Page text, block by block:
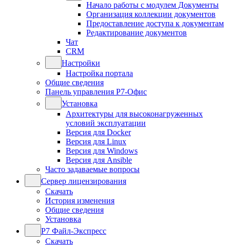
Начало работы с модулем Документы
Организация коллекции документов
Предоставление доступа к документам
Редактирование документов
Чат
CRM
Настройки
Настройка портала
Общие сведения
Панель управления Р7-Офис
Установка
Архитектуры для высоконагруженных
условий эксплуатации
Версия для Docker
Версия для Linux
Версия для Windows
Версия для Ansible
Часто задаваемые вопросы
Сервер лицензирования
Скачать
История изменения
Общие сведения
Установка
Р7 Файл-Экспресс
Скачать